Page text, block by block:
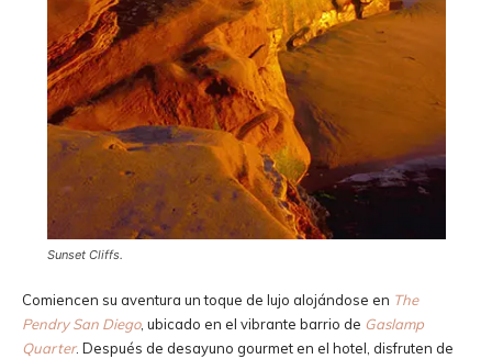
Sunset Cliffs.
Comiencen su aventura un toque de lujo alojándose en The
Pendry San Diego, ubicado en el vibrante barrio de Gaslamp
Quarter. Después de desayuno gourmet en el hotel, disfruten de